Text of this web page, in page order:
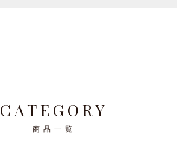
CATEGORY
商品一覧